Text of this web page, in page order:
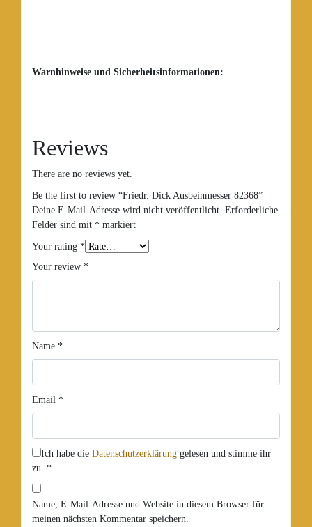
Warnhinweise und Sicherheitsinformationen:
Reviews
There are no reviews yet.
Be the first to review “Friedr. Dick Ausbeinmesser 82368”
Deine E-Mail-Adresse wird nicht veröffentlicht. Erforderliche
Felder sind mit * markiert
Your rating *
Your review *
Name *
Email *
Ich habe die Datenschutzerklärung gelesen und stimme ihr
zu. *
Name, E-Mail-Adresse und Website in diesem Browser für
meinen nächsten Kommentar speichern.